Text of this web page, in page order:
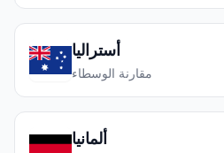
أستراليا
مقارنة الوسطاء
ألمانيا